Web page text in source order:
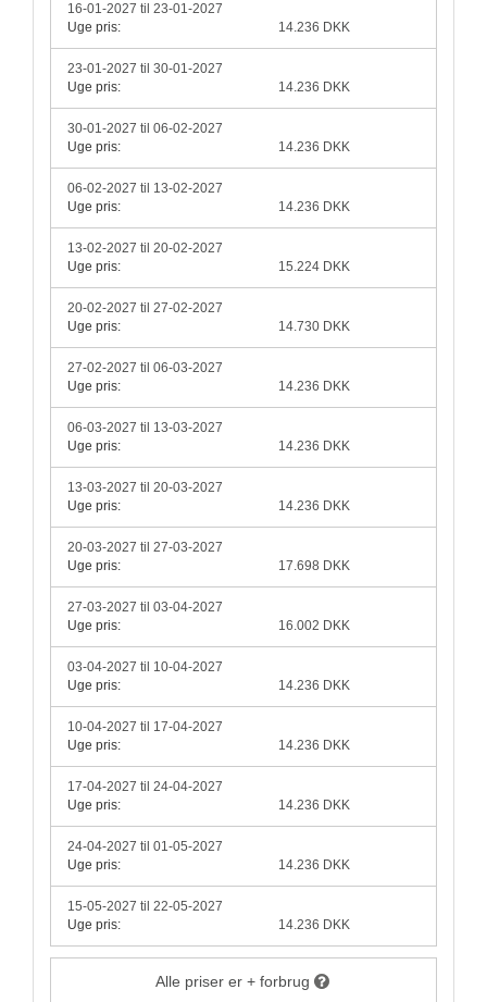
16-01-2027 til 23-01-2027
Uge pris:
14.236 DKK
23-01-2027 til 30-01-2027
Uge pris:
14.236 DKK
30-01-2027 til 06-02-2027
Uge pris:
14.236 DKK
06-02-2027 til 13-02-2027
Uge pris:
14.236 DKK
13-02-2027 til 20-02-2027
Uge pris:
15.224 DKK
20-02-2027 til 27-02-2027
Uge pris:
14.730 DKK
27-02-2027 til 06-03-2027
Uge pris:
14.236 DKK
06-03-2027 til 13-03-2027
Uge pris:
14.236 DKK
13-03-2027 til 20-03-2027
Uge pris:
14.236 DKK
20-03-2027 til 27-03-2027
Uge pris:
17.698 DKK
27-03-2027 til 03-04-2027
Uge pris:
16.002 DKK
03-04-2027 til 10-04-2027
Uge pris:
14.236 DKK
10-04-2027 til 17-04-2027
Uge pris:
14.236 DKK
17-04-2027 til 24-04-2027
Uge pris:
14.236 DKK
24-04-2027 til 01-05-2027
Uge pris:
14.236 DKK
15-05-2027 til 22-05-2027
Uge pris:
14.236 DKK
Alle priser er + forbrug